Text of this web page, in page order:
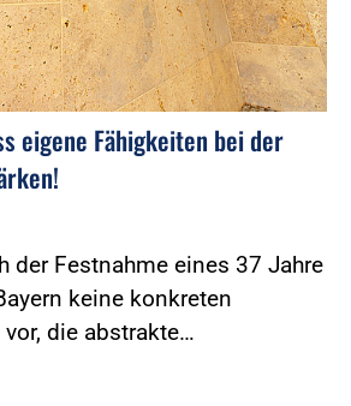
eigene Fähigkeiten bei der
der Festnahme eines 37 Jahre
keine konkreten
die abstrakte…